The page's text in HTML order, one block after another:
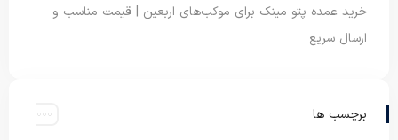
خرید عمده پتو مینک برای موکب‌های اربعین | قیمت مناسب و
ارسال سریع
برچسب ها